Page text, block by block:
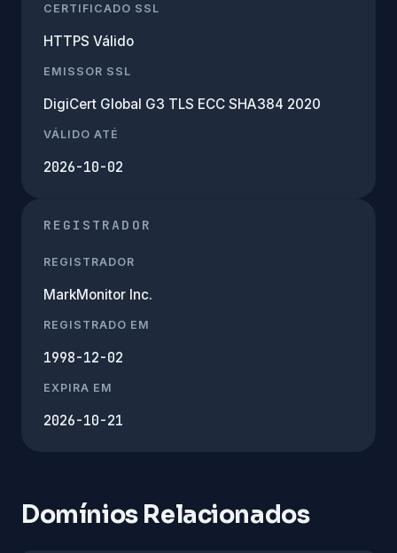
CERTIFICADO SSL
HTTPS Válido
EMISSOR SSL
DigiCert Global G3 TLS ECC SHA384 2020
VÁLIDO ATÉ
2026-10-02
REGISTRADOR
REGISTRADOR
MarkMonitor Inc.
REGISTRADO EM
1998-12-02
EXPIRA EM
2026-10-21
Domínios Relacionados